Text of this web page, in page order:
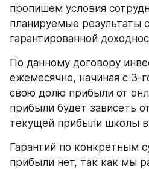
пропишем условия
планируемые результаты
гарантированной
По данному договору
ежемесячно, начиная с 3-
свою долю прибыли от
прибыли будет зависеть
текущей прибыли школы
Гарантий по конкретным
прибыли нет, так как мы